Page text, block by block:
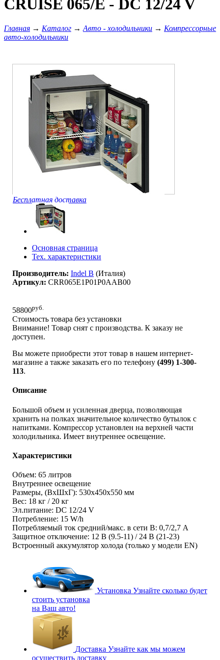
CRUISE 065/E - DC 12/24 V
Главная → Каталог → Авто - холодильники → Компрессорные
авто-холодильники
Бесплатная доставка
Основная страница
Тех. характеристики
Производитель: Indel B (Италия)
Артикул: CRR065E1P01P0AAB00
58800руб.
Стоимость товара без установки
Внимание! Товар снят с производства. К заказу не
доступен.
Вы можете приобрести этот товар в нашем интернет-
магазине а также заказать его по телефону (499) 1-300-
113.
Описание
Большой объем и усиленная дверца, позволяющая
хранить на полках значительное количество бутылок с
напитками. Компрессор установлен на верхней части
холодильника. Имеет внутреннее освещение.
Характеристики
Объем: 65 литров
Внутреннее освещение
Размеры, (ВxШxГ): 530x450x550 мм
Вес: 18 кг / 20 кг
Эл.питание: DC 12/24 V
Потребление: 15 W/h
Потребляемый ток средний/макс. в сети В: 0,7/2,7 А
Защитное отключение: 12 В (9.5-11) / 24 В (21-23)
Встроенный аккумулятор холода (только у модели EN)
Установка Узнайте сколько будет
стоить установка
на Ваш авто!
Доставка Узнайте как мы можем
осуществить доставку